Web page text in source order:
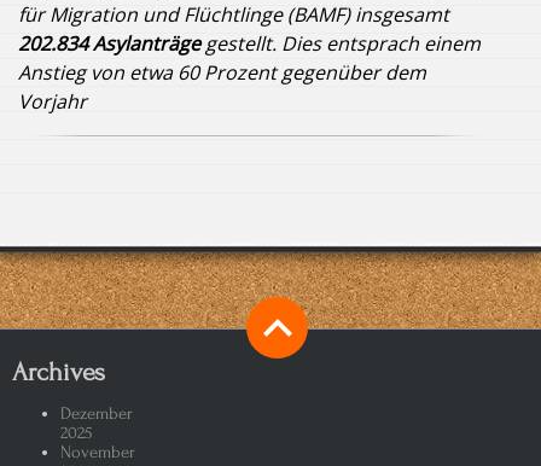
für Migration und Flüchtlinge (BAMF) insgesamt
202.834 Asylanträgegestellt. Dies entsprach einem
Anstieg von etwa 60 Prozent gegenüber dem
Vorjahr
Archives
Dezember
2025
November